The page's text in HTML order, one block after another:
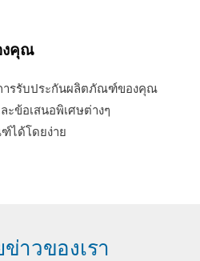
งคุณ
ารรับประกันผลิตภัณฑ์ของคุณ
ข้อเสนอพิเศษต่างๆ
ได้โดยง่าย
าวของเรา